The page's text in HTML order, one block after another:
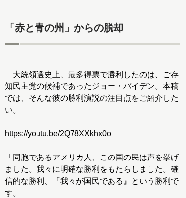
「赤と青の州」からの脱却
大統領選史上、最多得票で勝利したのは、ご存
知民主党の候補であったジョー・バイデン。本稿
では、そんな彼の勝利演説の注目点をご紹介した
い。
https://youtu.be/2Q78XXkhx0o
「同胞であるアメリカ人、この国の民は声を挙げ
ました。我々に明確な勝利をもたらしました。確
信的な勝利、『我々が国民である』という勝利で
す。